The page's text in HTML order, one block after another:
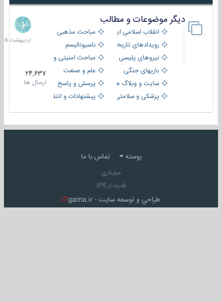
دیگر موضوعات و مطالب
انقلاب اسلامی ایران
مباحث مذهبی
رویدادهای تاریخی و مذهبیناسیونالیسم
نیروهای پلیسی
مباحث امنیتی و اطلاعاتی
بازیهای جنگی
علم و صنعت
سایت و وبلاگ ها
پرسش و پاسخ
پزشکی و سلامتی
پیشنهادات و انتقادات
24,637
ارسال ها
8
1405
پوسته تماس با ما
میلیتاری
قدرت از IPS
طراحي و توسعه سايت - iTgama.ir